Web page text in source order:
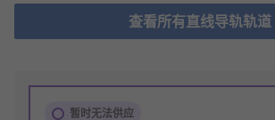
查看所有直线导轨轨道
暂时无法供应